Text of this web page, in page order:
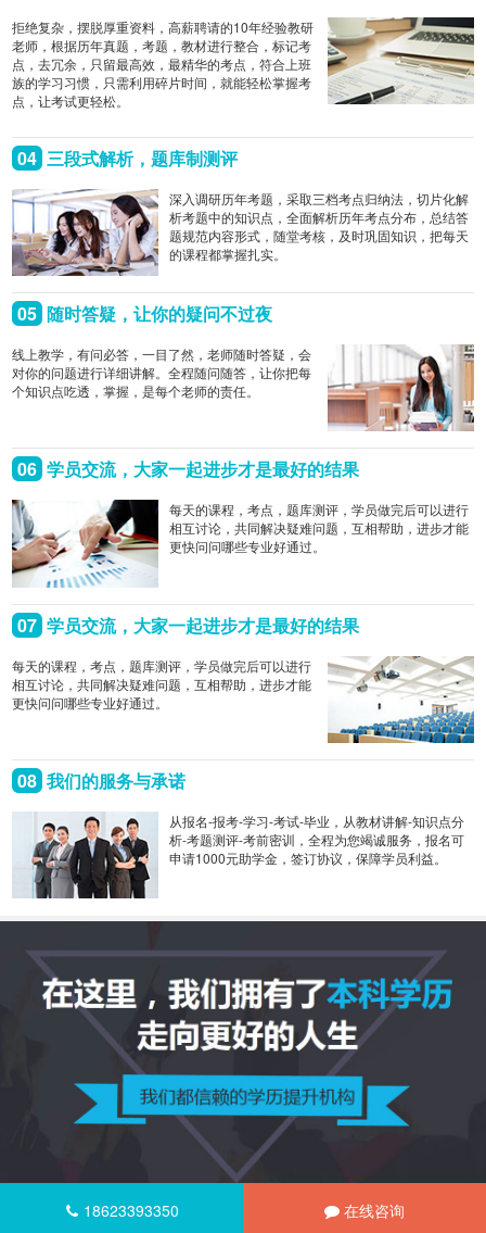
拒绝复杂，摆脱厚重资料，高薪聘请的10年经验教研
老师，根据历年真题，考题，教材进行整合，标记考
点，去冗余，只留最高效，最精华的考点，符合上班
族的学习习惯，只需利用碎片时间，就能轻松掌握考
点，让考试更轻松。
04 三段式解析，题库制测评
深入调研历年考题，采取三档考点归纳法，切片化解
析考题中的知识点，全面解析历年考点分布，总结答
题规范内容形式，随堂考核，及时巩固知识，把每天
的课程都掌握扎实。
05 随时答疑，让你的疑问不过夜
线上教学，有问必答，一目了然，老师随时答疑，会
对你的问题进行详细讲解。全程随问随答，让你把每
个知识点吃透，掌握，是每个老师的责任。
06 学员交流，大家一起进步才是最好的结果
每天的课程，考点，题库测评，学员做完后可以进行
相互讨论，共同解决疑难问题，互相帮助，进步才能
更快问问哪些专业好通过。
07 学员交流，大家一起进步才是最好的结果
每天的课程，考点，题库测评，学员做完后可以进行
相互讨论，共同解决疑难问题，互相帮助，进步才能
更快问问哪些专业好通过。
08 我们的服务与承诺
从报名-报考-学习-考试-毕业，从教材讲解-知识点分
析-考题测评-考前密训，全程为您竭诚服务，报名可
申请1000元助学金，签订协议，保障学员利益。
18623393350 在线咨询